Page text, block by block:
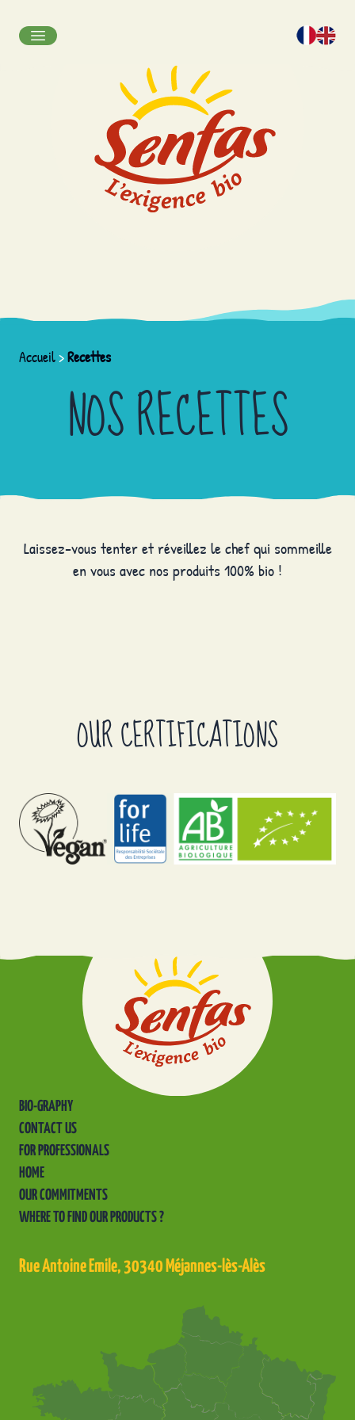
Accueil>Recettes
NOS RECETTES
Laissez-vous tenter et réveillez le chef qui sommeille
en vous avec nos produits 100% bio !
OUR CERTIFICATIONS
BIO-GRAPHY
CONTACT US
FOR PROFESSIONALS
HOME
OUR COMMITMENTS
WHERE TO FIND OUR PRODUCTS ?
Rue Antoine Emile, 30340 Méjannes-lès-Alès